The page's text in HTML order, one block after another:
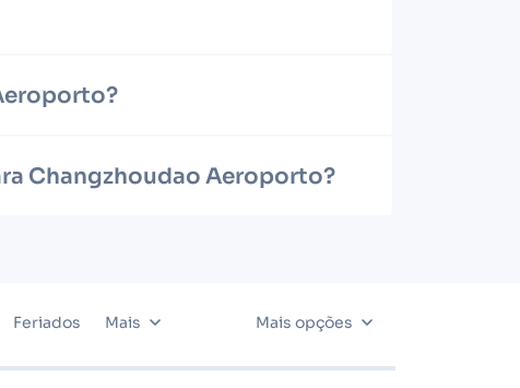
Changzhoudao Aeroporto?
Feriados Mais Mais opções